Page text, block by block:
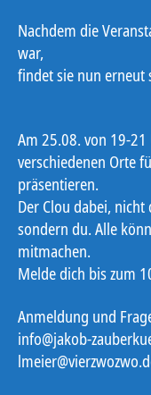
Nachdem die
war,
findet sie nun erneut
Am 25.08. von 19-
verschiedenen Orte
präsentieren.
Der Clou dabei,
sondern du. Alle
mitmachen.
Melde dich bis zum
Anmeldung und
info@jakob-